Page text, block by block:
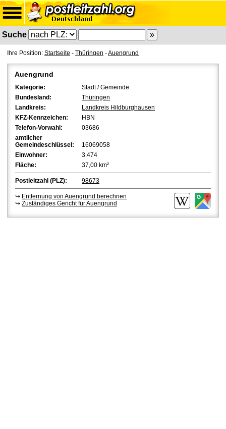
Suche
Ihre Position: Startseite - Thüringen -Auengrund
Auengrund
Kategorie:
Stadt / Gemeinde
Bundesland:
Thüringen
Landkreis:
Landkreis Hildburghausen
KFZ-Kennzeichen:
HBN
Telefon-Vorwahl:
03686
amtlicher
Gemeindeschlüssel:
16069058
Einwohner:
3.474
Fläche:
37,00 km²
Postleitzahl (PLZ): 98673
↪ Entfernung von Auengrund berechnen
↪ Zuständiges Gericht für Auengrund